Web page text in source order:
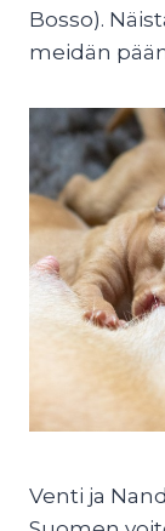
Bosso).
meidän
Venti ja